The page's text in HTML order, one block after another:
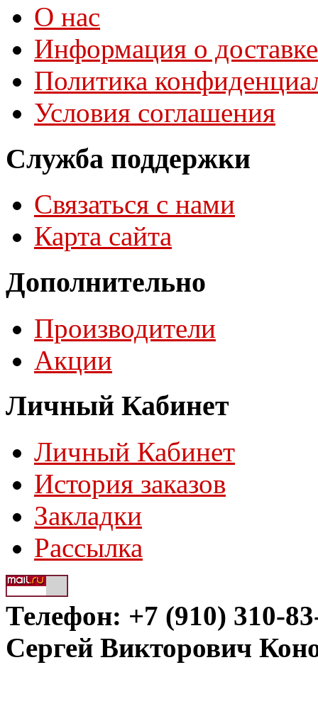
О нас
Информация о доставке
Политика
Условия соглашения
Служба поддержки
Связаться с нами
Карта сайта
Дополнительно
Производители
Акции
Личный Кабинет
Личный Кабинет
История заказов
Закладки
Рассылка
Телефон: +7 (910) 310-
Сергей Викторович